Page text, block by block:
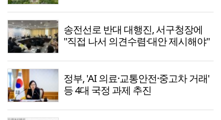
송전선로 반대 대행진, 서구청장에
"직접 나서 의견수렴·대안 제시해야"
정부, 'AI 의료·교통안전·중고차 거래'
등 4대 국정 과제 추진